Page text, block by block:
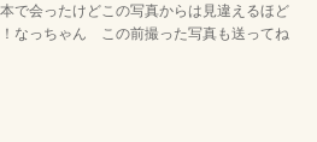
で会ったけどこの写真からは見違えるほど
なっちゃん この前撮った写真も送ってね